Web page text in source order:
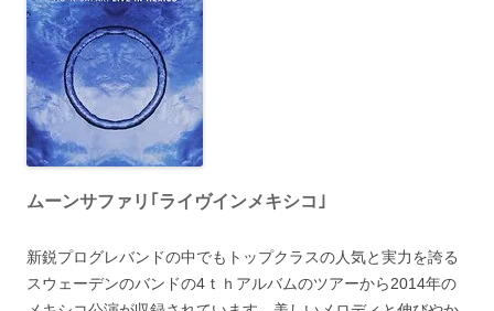
ムーンサファリ｢ライヴインメキシコ｣
新鋭プログレバンドの中でもトップクラスの人気と実力を誇る
スウェーデンのバンドの4ｔｈアルバムのツアーから2014年の